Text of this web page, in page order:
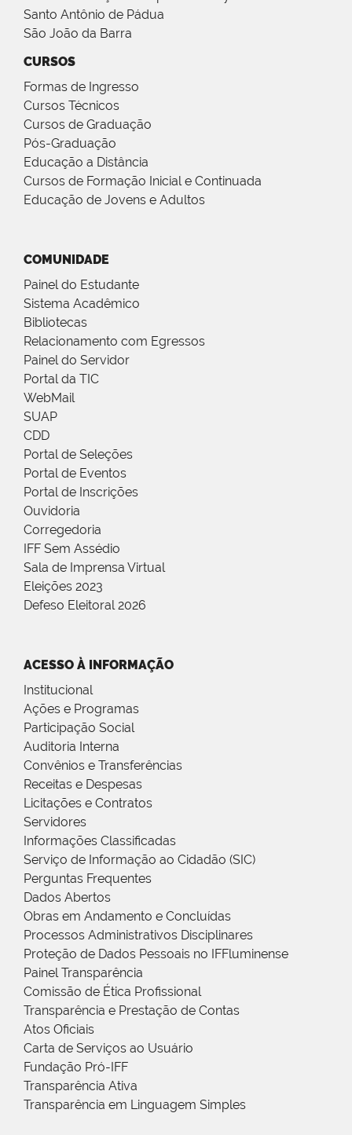
Santo Antônio de Pádua
São João da Barra
CURSOS
Formas de Ingresso
Cursos Técnicos
Cursos de Graduação
Pós-Graduação
Educação a Distância
Cursos de Formação Inicial e Continuada
Educação de Jovens e Adultos
COMUNIDADE
Painel do Estudante
Sistema Acadêmico
Bibliotecas
Relacionamento com Egressos
Painel do Servidor
Portal da TIC
WebMail
SUAP
CDD
Portal de Seleções
Portal de Eventos
Portal de Inscrições
Ouvidoria
Corregedoria
IFF Sem Assédio
Sala de Imprensa Virtual
Eleições 2023
Defeso Eleitoral 2026
ACESSO À INFORMAÇÃO
Institucional
Ações e Programas
Participação Social
Auditoria Interna
Convênios e Transferências
Receitas e Despesas
Licitações e Contratos
Servidores
Informações Classificadas
Serviço de Informação ao Cidadão (SIC)
Perguntas Frequentes
Dados Abertos
Obras em Andamento e Concluídas
Processos Administrativos Disciplinares
Proteção de Dados Pessoais no IFFluminense
Painel Transparência
Comissão de Ética Profissional
Transparência e Prestação de Contas
Atos Oficiais
Carta de Serviços ao Usuário
Fundação Pró-IFF
Transparência Ativa
Transparência em Linguagem Simples